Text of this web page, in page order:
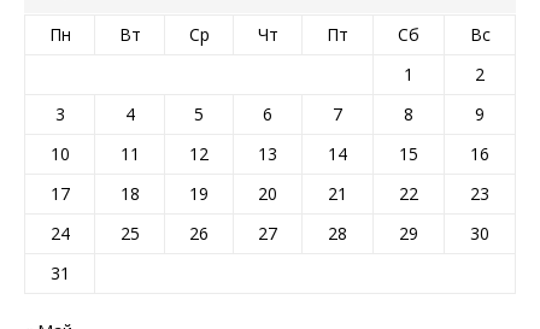
Пн Вт Ср Чт Пт Сб
Вс
1
2
3
4 5 6 7 8
9
10
11 12 13 14 15
16
17
18 19 20 21 22
23
24
25 26 27 28 29
30
31